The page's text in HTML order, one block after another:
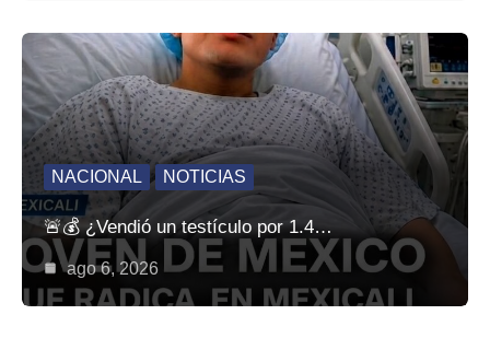
NACIONAL NOTICIAS
🚨💰 ¿Vendió un testículo por 1.4…
ago 6, 2026